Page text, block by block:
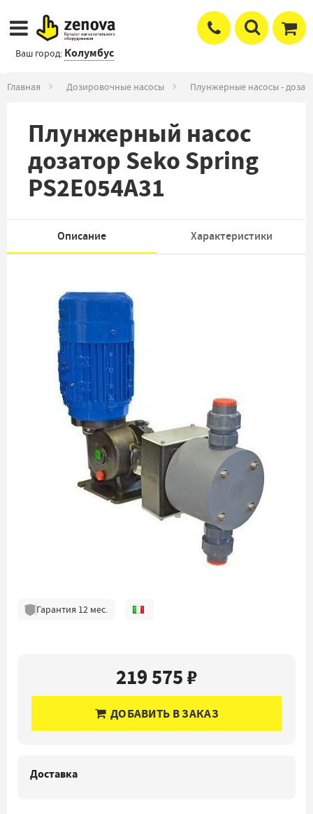
Ваш город: Колумбус
Главная Дозировочные насосы Плунжерные насосы -
Плунжерный насос
дозатор Seko Spring
PS2E054A31
Описание Характеристики
Гарантия 12мес.
219 575 ₽
ДОБАВИТЬ В ЗАКАЗ
Доставка